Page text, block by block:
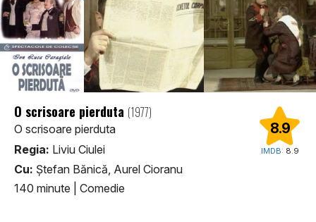
8.9
IMDB: 8.9
O scrisoare pierduta (1977)
O scrisoare pierduta
Regia: Liviu Ciulei
Cu: Ștefan Bănică, Aurel Cioranu
140 minute
Comedie